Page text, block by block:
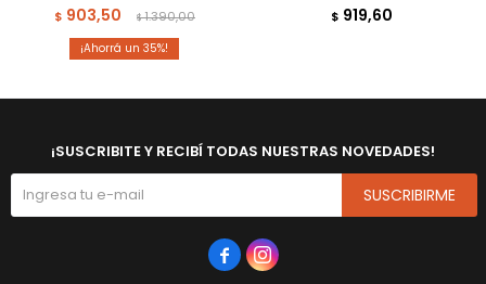
$ 903,50 $1.390,00
35
$ 919,60
¡SUSCRIBITE Y RECIBÍ TODAS NUESTRAS NOVEDADES!
SUSCRIBIRME
 